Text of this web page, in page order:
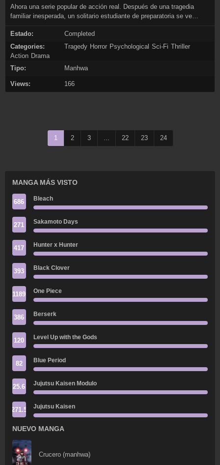
Ahora una serie popular de acción real. Después de una tragedia
familiar inesperada, un solitario estudiante de preparatoria se ve
más aterrador: una realidad donde los monstruos quieren exterminar a
la humanidad. Ahora debe pelear junto a un puñado de héroes
reticentes para salvar el mundo antes de que sea demasiado tarde.
Estado:
Completed
Categories:
Tragedy Horror Psychological Sci-Fi Thriller
Action Drama
Tipo:
Manhwa
Views: 166
1 2 3 ... 22 23 24
MANGA MÁS VISTO
686 Bleach
271 Sakamoto Days
417 Hunter x Hunter
393 Black Clover
1189 One Piece
386 Berserk
120 Level Up with the Gods
82 Blue Period
25.6 Jujutsu Kaisen Modulo
271.5 Jujutsu Kaisen
NUEVO MANGA
Crucero (manhwa)